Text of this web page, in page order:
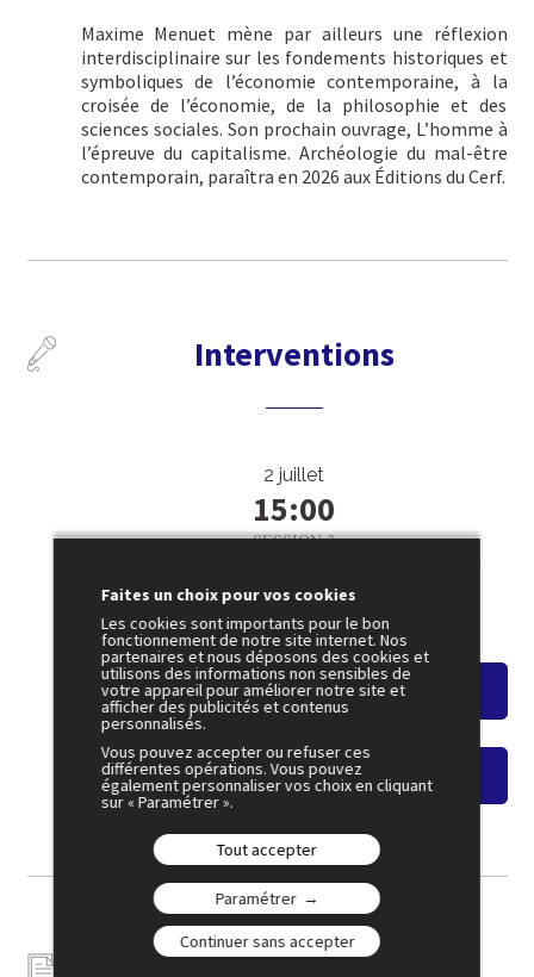
Maxime Menuet mène par ailleurs une réflexion
interdisciplinaire sur les fondements historiques et
symboliques de l’économie contemporaine, à la
croisée de l’économie, de la philosophie et des
sciences sociales. Son prochain ouvrage, L’homme à
l’épreuve du capitalisme. Archéologie du mal-être
contemporain, paraîtra en 2026 aux Éditions du Cerf.
Interventions
2 juillet
15:00
SESSION 3
Comprendre pour briser les cycles de
violence
Amphi 3
Voir le résumé
Voir le replay
Faites un choix pour vos cookies
Les cookies sont importants pour le bon
fonctionnement de notre site internet. Nos
partenaires et nous déposons des cookies et
utilisons des informations non sensibles de
votre appareil pour améliorer notre site et
afficher des publicités et contenus
personnalisés.
Vous pouvez accepter ou refuser ces
différentes opérations. Vous pouvez
également personnaliser vos choix en cliquant
sur « Paramétrer ».
Tout accepter
Paramétrer
Continuer sans accepter